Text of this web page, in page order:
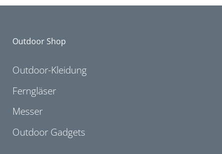
Outdoor Shop
Outdoor-Kleidung
Ferngläser
Messer
Outdoor Gadgets